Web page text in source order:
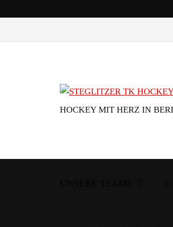
HOCKEY MIT HERZ IN